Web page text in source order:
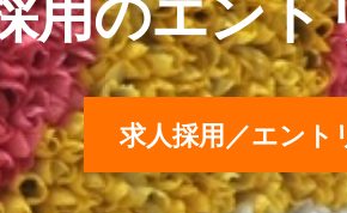
用のエント
求人採用／エント